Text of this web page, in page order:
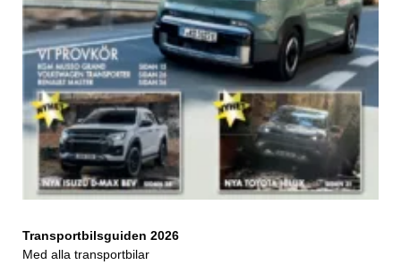
Transportbilsguiden 2026
Med alla transportbilar